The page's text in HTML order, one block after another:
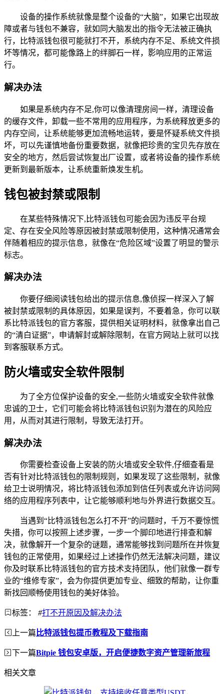
设备的操作系统就像是整个设备的“大脑”，如果它出现故
障或者与钱包不兼容，就如同大脑发出的指令无法被正确执
行，比特派钱包很可能就打不开，系统内存不足、系统文件损
坏等情况，都可能像路上的绊脚石一样，影响应用的正常运
行。
解决办法
如果是系统内存不足,你可以像清理房间一样，清理设备
的缓存文件，卸载一些不常用的应用程序，为系统释放更多的
内存空间，让系统能够更加流畅地运转，要是怀疑系统文件损
坏，可以先谨慎地备份重要数据，就像把珍贵的宝贝先存放在
安全的地方，然后尝试恢复出厂设置，或者将设备的操作系统
更新到最新版本，让系统重新焕发生机。
钱包被封禁或限制
在某些特殊情况下,比特派钱包可能会因为违反平台规
定、存在安全风险等原因被封禁或限制使用，这种情况通常会
伴随着相应的提示信息，就像在“危险区域”设置了明显的警示
标志。
解决办法
你要仔细阅读钱包给出的提示信息,像侦探一样深入了解
被封禁或限制的具体原因，如果是误判，不要着急，你可以联
系比特派钱包的官方客服，提供相关证明材料，就像拿出自己
的“清白证据”，申请解封或解除限制，在官方网站上就可以找
到客服联系方式。
防火墙或安全软件限制
为了全方位保护设备的安全,一些防火墙或安全软件就像
忠诚的卫士，它们可能会将比特派钱包识别为潜在的风险应
用，从而对其进行限制，导致无法打开。
解决办法
你需要检查设备上安装的防火墙或安全软件,仔细查看是
否有针对比特派钱包的限制规则，如果发现了这些限制，就像
给卫士说明情况，将比特派钱包添加到信任列表或允许访问网
络的应用程序列表中，让它能够顺利地与外界进行数据交互。
当遇到“比特派钱包怎么打不开”的问题时，千万不要惊慌
失措，你可以按照上述步骤，一步一个脚印地进行排查和解
决，就像解开一个复杂的谜题，通常能够找到问题所在并恢复
钱包的正常使用，如果经过上述操作仍然无法解决问题，建议
你及时联系比特派钱包的官方技术支持团队，他们就像一群专
业的“维修专家”，会为你提供更加专业、细致的帮助，让你重
新找回顺畅使用钱包的美好体验。
标签： #打不开原因及解决办法
上一篇 比特派钱包提币教程及下载指南
下一篇Bitpie 钱包安卓版，开启便捷数字资产管理新旅程
相关文章